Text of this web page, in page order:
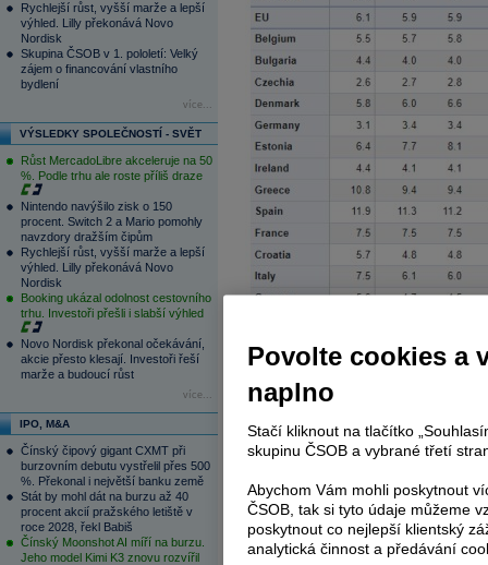
Rychlejší růst, vyšší marže a lepší
výhled. Lilly překonává Novo
Nordisk
Skupina ČSOB v 1. pololetí: Velký
zájem o financování vlastního
bydlení
více...
VÝSLEDKY SPOLEČNOSTÍ - SVĚT
Růst MercadoLibre akceleruje na 50
%. Podle trhu ale roste příliš draze
Nintendo navýšilo zisk o 150
procent. Switch 2 a Mario pomohly
navzdory dražším čipům
Rychlejší růst, vyšší marže a lepší
výhled. Lilly překonává Novo
Nordisk
Booking ukázal odolnost cestovního
trhu. Investoři přešli i slabší výhled
Novo Nordisk překonal očekávání,
akcie přesto klesají. Investoři řeší
marže a budoucí růst
více...
IPO, M&A
Čínský čipový gigant CXMT při
burzovním debutu vystřelil přes 500
%. Překonal i největší banku země
Stát by mohl dát na burzu až 40
procent akcií pražského letiště v
roce 2028, řekl Babiš
Čínský Moonshot AI míří na burzu.
Jeho model Kimi K3 znovu rozvířil
Povolte cookies a
naplno
Stačí kliknout na tlačítko
skupinu ČSOB a vybrané třetí
Abychom Vám mohli poskytnout
ČSOB, tak si tyto údaje můžeme
poskytnout co nejlepší klientský
analytická činnost a předávání